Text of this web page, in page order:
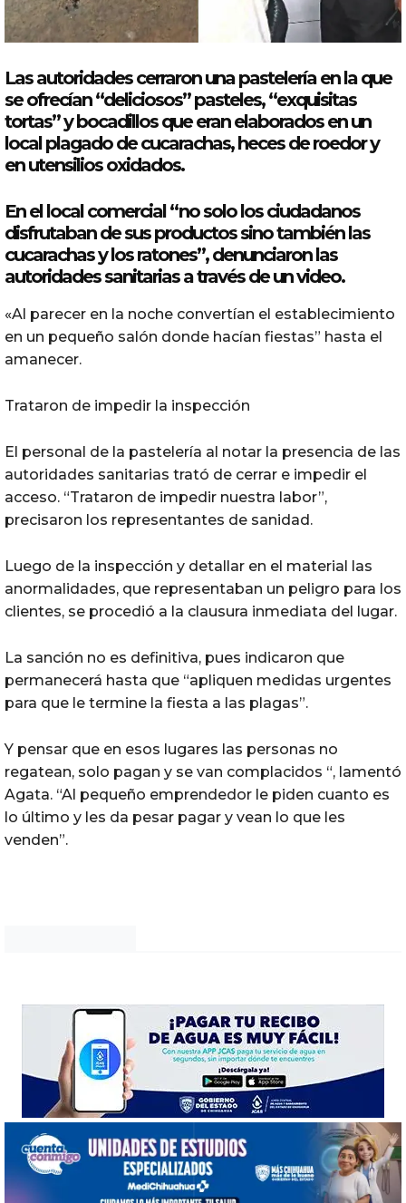
Las autoridades cerraron una pastelería en la que
se ofrecían “deliciosos”pasteles, “exquisitas
tortas” y bocadillos que eran elaborados en un
local plagado decucarachas, heces de roedor y
en utensilios oxidados.
En el local comercial “no solo los ciudadanos
disfrutaban de sus productos sino también las
cucarachasy los ratones”, denunciaron las
autoridades sanitarias a través de un video.
«Al parecer en la noche convertían el establecimiento
en un pequeño salón donde hacían fiestas” hasta el
amanecer.
Trataron de impedir la inspección
El personal de la pastelería al notar la presencia de las
autoridades sanitarias trató de cerrar e impedir el
acceso. “Trataron de impedir nuestra labor”,
precisaron los representantes de sanidad.
Luego de la inspección y detallar en el material las
anormalidades, que representaban un peligro para los
clientes, se procedió a la clausura inmediata del lugar.
La sanción no es definitiva, pues indicaron que
permanecerá hasta que “apliquen medidas urgentes
para que le termine la fiesta a las plagas”.
Y pensar que en esos lugares las personas no
regatean, solo pagan y se van complacidos “, lamentó
Agata. “Al pequeño emprendedor le piden cuanto es
lo último y les da pesar pagar y vean lo que les
venden”.